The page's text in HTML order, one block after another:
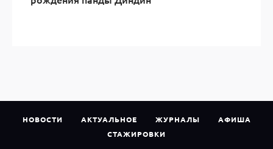
НОВОСТИ АКТУАЛЬНОЕ ЖУРНАЛЫ
АФИША
СТАЖИРОВКИ